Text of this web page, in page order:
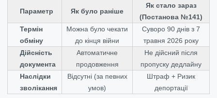
Параметр Як було раніше
Як стало зараз
(Постанова №141)
Термін
обміну
Можна було чекати
до кінця війни
Суворо 90 днів з 7
травня 2026 року
Дійсність
документа
Автоматичне
продовження
Не дійсний після
пропуску дедлайну
Наслідки
зволікання
Відсутні (за певних
умов)
Штраф + Ризик
депортації